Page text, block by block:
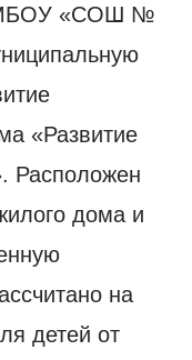
МБОУ «СОШ №
«Развитие
Расположен
дома и
на
детей от